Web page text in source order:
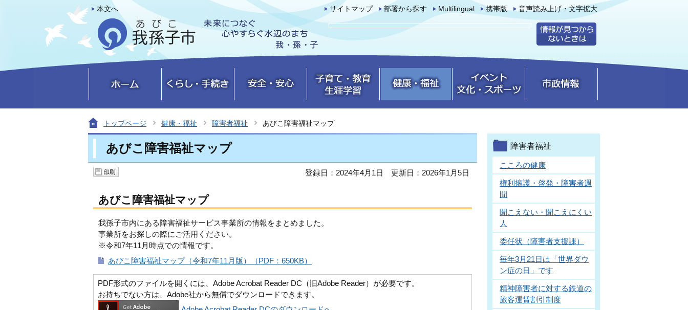
本文へ サイトマップ 部署から探す Multilingual 携帯版 音声読み上げ・文字拡大
トップページ 健康・福祉 障害者福祉 あびこ障害福祉マップ
あびこ障害福祉マップ
登録日：2024年4月1日 更新日：2026年1月5日
あびこ障害福祉マップ
我孫子市内にある障害福祉サービス事業所の情報をまとめました。
事業所をお探しの際にご活用ください。
※令和7年11月時点での情報です。
あびこ障害福祉マップ（令和7年11月版）（PDF：650KB）
PDF形式のファイルを開くには、Adobe Acrobat Reader DC（旧Adobe Reader）が必要です。
お持ちでない方は、Adobe社から無償でダウンロードできます。
障害者福祉
こころの健康
権利擁護・啓発・障害者週
間
聞こえない・聞こえにくい
人
委任状（障害者支援課）
毎年3月21日は「世界ダウ
ン症の日」です
精神障害者に対する鉄道の
旅客運賃割引制度